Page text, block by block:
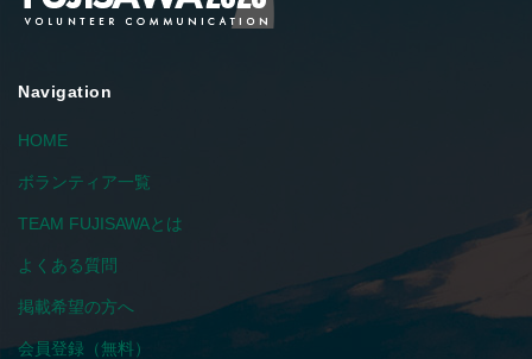
Navigation
HOME
ボランティア一覧
TEAM FUJISAWAとは
よくある質問
掲載希望の方へ
会員登録（無料）